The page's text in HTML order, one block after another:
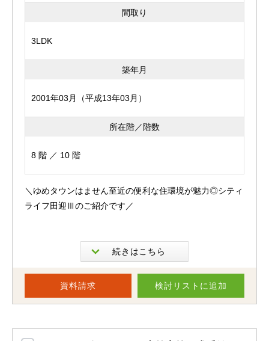
毎日のお買い物に便利なほか、飲食店も点在しており、外
めです。
能。
る住まいです。
現在リフォーム工事中です。
内覧・お引渡しは令和8年8月中旬以降を予定しておりま
す。お問い合わせは随時受付中です。
間取り
3LDK
築年月
2001年03月（平成13年03月）
所在階／階数
8 階 ／ 10 階
資料請求 検討リスト に追加
＼ゆめタウンはません至近の便利な住環境が魅力◎シティ
ライフ田迎Ⅲのご紹介です／
角部屋につき3面採光と非常に明るく、風通しも良いため